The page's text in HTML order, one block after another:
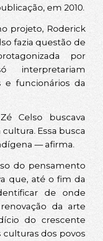
em 2010.
projeto, Roderick
fazia questão de
por
interpretariam
e funcionários da
Celso buscava
Essa busca
— afirma.
do pensamento
que, até o fim da
de onde
da arte
do crescente
culturas dos povos